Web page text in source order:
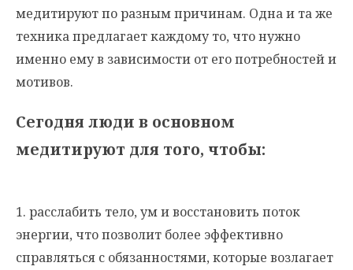
медитируют по разным причинам. Одна и та же
техника предлагает каждому то, что нужно
именно ему в зависимости от его потребностей и
мотивов.
Сегодня люди в основном
медитируют для того, чтобы:
1. расслабить тело, ум и восстановить поток
энергии, что позволит более эффективно
справляться с обязанностями, которые возлагает